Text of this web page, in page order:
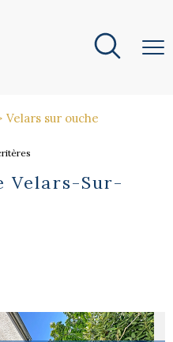
Velars sur ouche
Velars-Sur-